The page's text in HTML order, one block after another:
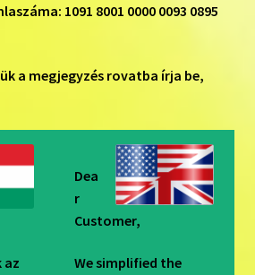
1091 8001 0000 0093 0895
a megjegyzés rovatba írja be,
az
Dea
r
Customer,
We simplified the